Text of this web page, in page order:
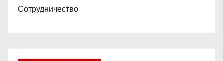
Сотрудничество